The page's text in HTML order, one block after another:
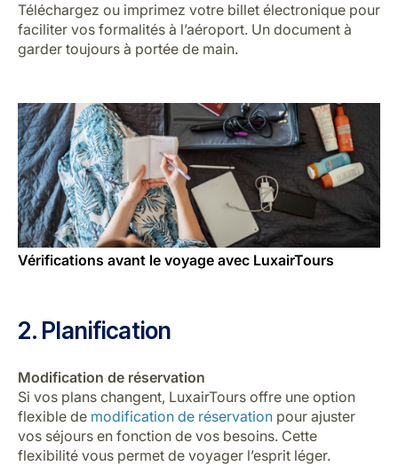
Téléchargez ou imprimez votre billet électronique pour
faciliter vos formalités à l’aéroport. Un document à
garder toujours à portée de main.
Vérifications avant le voyage avec LuxairTours
2. Planification
Modification de réservation
Si vos plans changent, LuxairTours offre une option
flexible de modification de réservation pour ajuster
vos séjours en fonction de vos besoins. Cette
flexibilité vous permet de voyager l’esprit léger.